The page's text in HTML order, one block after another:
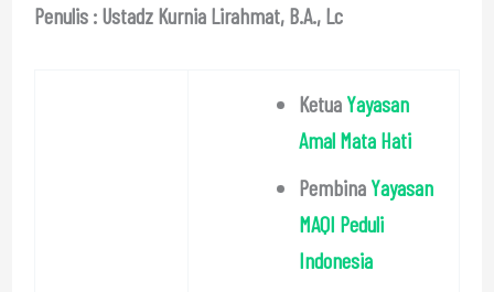
Penulis : Ustadz Kurnia Lirahmat, B.A., Lc
Ketua Yayasan
Amal Mata Hati
Pembina Yayasan
MAQI Peduli
Indonesia